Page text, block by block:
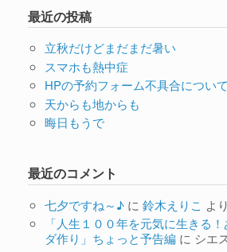
最近の投稿
立秋だけどまだまだ暑い
スマホも熱中症
HPの予約フォーム不具合について
天からも地からも
晦日もうで
最近のコメント
七夕ですね～♪に 鈴木えりこ より
「人生１００年を元気に生きる
ダ作り」ちょっと予告編に シエ